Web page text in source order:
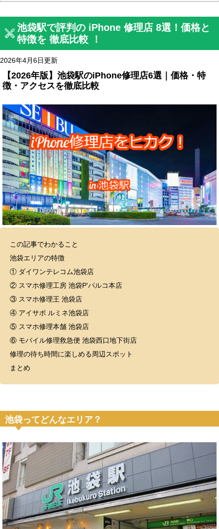
池袋駅で評判の iPhone 修理店 8選！価格と
特徴を 徹底比較 ！
2026年4月6日更新
【2026年版】池袋駅のiPhone修理店6選｜価格・特
徴・アクセスを徹底比較
この記事でわかること
池袋エリアの特徴
① ダイワンテレコム池袋店
② スマホ修理工房 池袋P'パルコ本店
③ スマホ修理王 池袋店
④ アイサポ ルミネ池袋店
⑤ スマホ修理本舗 池袋店
⑥ モバイル修理救急便 池袋西口地下街店
修理の待ち時間に楽しめる周辺スポット
まとめ
池袋ってどんなエリア？